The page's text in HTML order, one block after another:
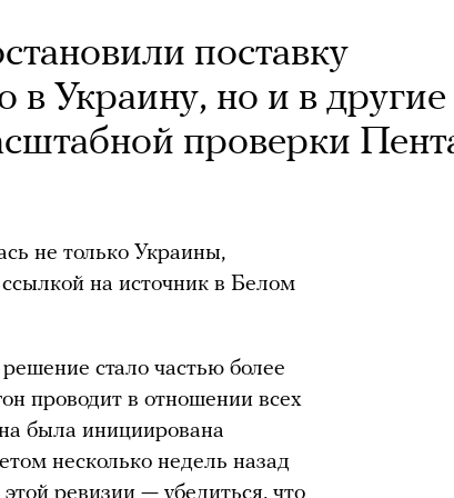
поставку
в Украину, но и в другие
проверки
не только Украины,
на источник в Белом
стало частью более
проводит в отношении всех
была инициирована
несколько недель назад
ревизии — убедиться, что